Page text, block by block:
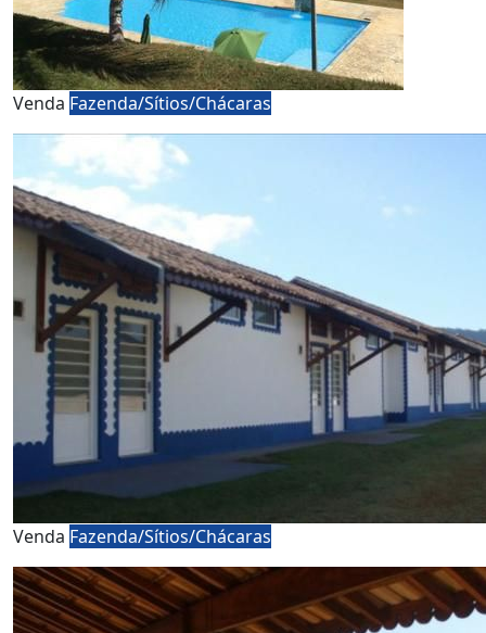
Venda Fazenda/Sítios/Chácaras
Venda Fazenda/Sítios/Chácaras